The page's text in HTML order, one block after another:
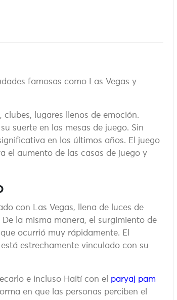
famosas como Las Vegas y
lugares llenos de emoción.
suerte en las mesas de juego. Sin
en los últimos años. El juego
el aumento de las casas de juego y
con Las Vegas, llena de luces de
la misma manera, el surgimiento de
ocurrió muy rápidamente. El
estrechamente vinculado con su
e incluso Haití con el paryaj pam
en que las personas perciben el